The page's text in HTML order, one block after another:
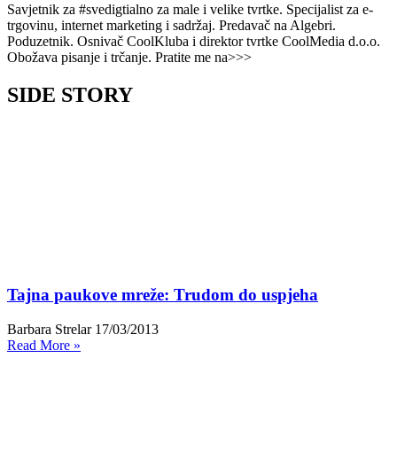
Savjetnik za #svedigtialno za male i velike tvrtke. Specijalist za e-
trgovinu, internet marketing i sadržaj. Predavač na Algebri.
Poduzetnik. Osnivač CoolKluba i direktor tvrtke CoolMedia d.o.o.
Obožava pisanje i trčanje. Pratite me na>>>
SIDE STORY
Tajna paukove mreže: Trudom do uspjeha
Barbara Strelar 17/03/2013
Read More »